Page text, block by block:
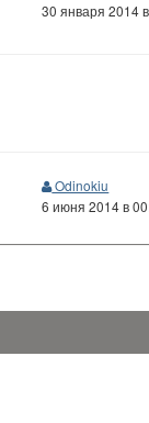
30 января 2014
Odinokiu
6 июня 2014 в